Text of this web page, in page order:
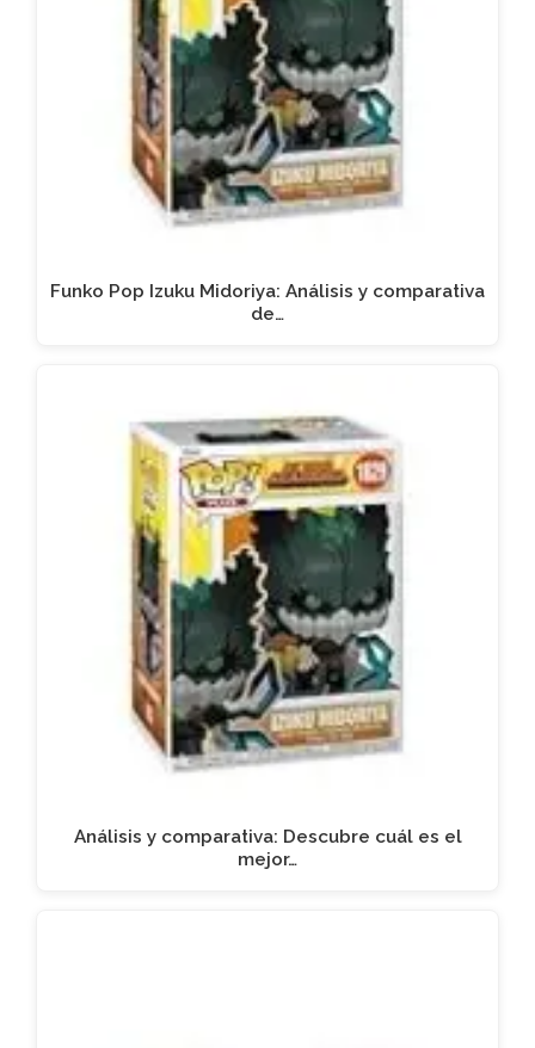
Funko Pop Izuku Midoriya: Análisis y comparativa
de…
Análisis y comparativa: Descubre cuál es el
mejor…